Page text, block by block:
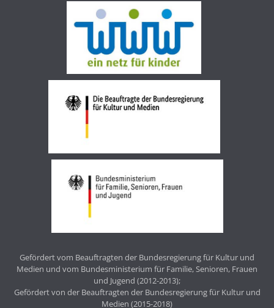
Gefördert vom Beauftragten der Bundesregierung für Kultur und
Medien und vom Bundesministerium für Familie, Senioren, Frauen
und Jugend (2012-2013);
Gefördert von der Beauftragten der Bundesregierung für Kultur und
Medien (2015-2018)